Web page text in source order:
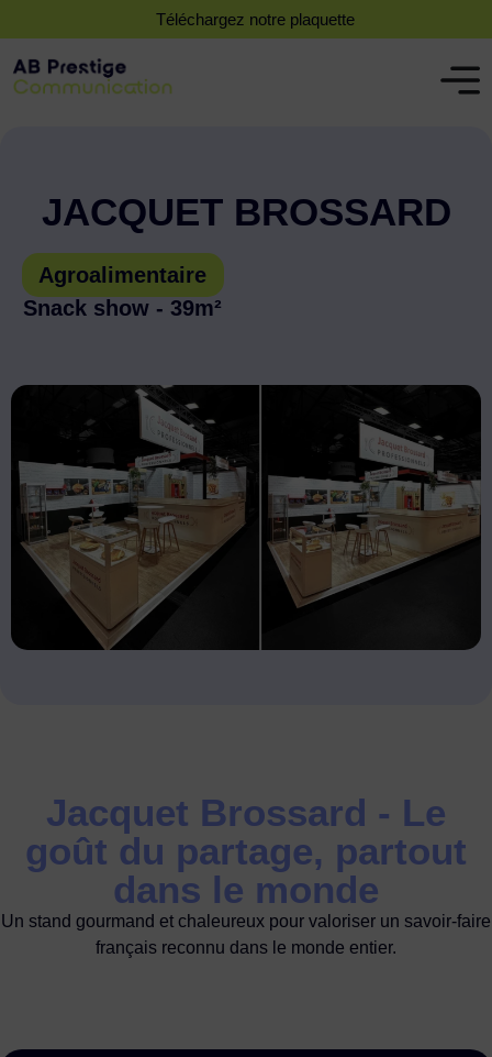
Téléchargez notre plaquette
JACQUET BROSSARD
Agroalimentaire
Snack show - 39m²
Jacquet Brossard - Le
goût du partage, partout
dans le monde
Un stand gourmand et chaleureux pour valoriser un savoir-faire
français reconnu dans le monde entier.